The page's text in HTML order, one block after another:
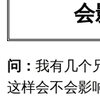
会
问： 我有几个
这样会不会影